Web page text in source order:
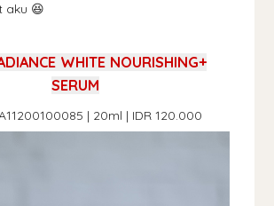
aku 😆
WHITE NOURISHING+
SERUM
| 20ml | IDR 120.000